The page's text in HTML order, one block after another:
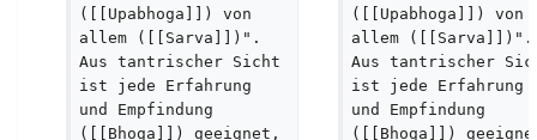
([[Upabhoga]]) von
allem ([[Sarva]])".
Aus tantrischer Sicht
ist jede Erfahrung
und Empfindung
([[Bhoga]]) geeignet,
([[Upabhoga]]) von
allem
Aus tantrischer
ist jede Erfahrung
und Empfindung
([[Bhoga]])